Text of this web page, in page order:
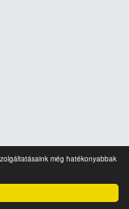
még hatékonyabbak